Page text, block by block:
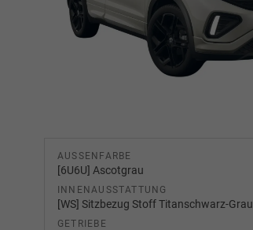
AUSSENFARBE
[6U6U] Ascotgrau
INNENAUSSTATTUNG
[WS] Sitzbezug Stoff Titanschwarz-Grau
GETRIEBE